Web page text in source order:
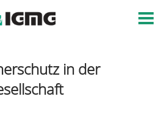
in der